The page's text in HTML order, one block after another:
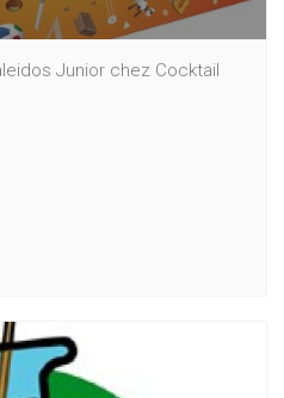
Junior chez Cocktail